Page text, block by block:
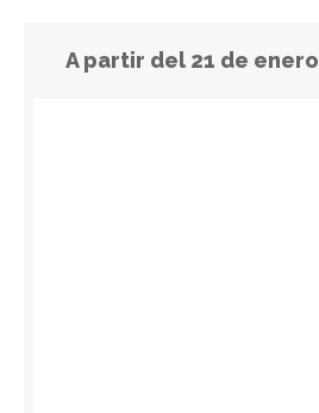
A partir del 21 de enero